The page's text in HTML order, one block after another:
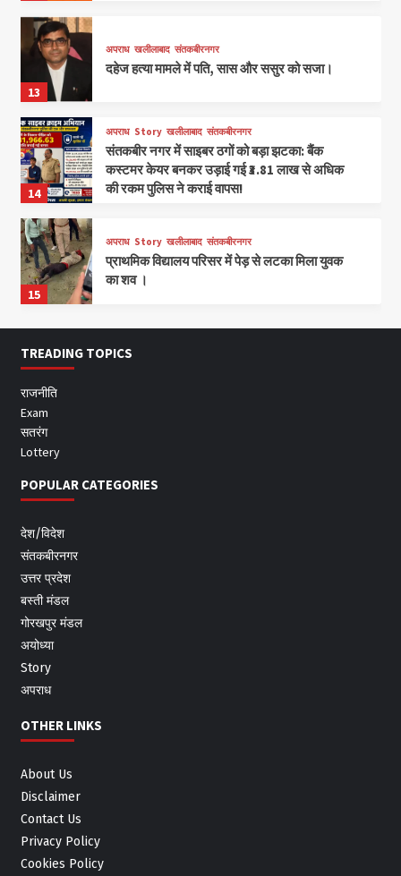
13
अपराध खलीलाबाद संतकबीरनगर
दहेज हत्या मामले में पति, सास और ससुर को सजा।
14
अपराध Story खलीलाबाद संतकबीरनगर
संतकबीर नगर में साइबर ठगों को बड़ा झटका: बैंक
कस्टमर केयर बनकर उड़ाई गई ₹3.81 लाख से अधिक
की रकम पुलिस ने कराई वापस!
15
अपराध Story खलीलाबाद संतकबीरनगर
प्राथमिक विद्यालय परिसर में पेड़ से लटका मिला युवक
का शव ।
TREADING TOPICS
राजनीति
Exam
सतरंग
Lottery
POPULAR CATEGORIES
देश/विदेश
संतकबीरनगर
उत्तर प्रदेश
बस्ती मंडल
गोरखपुर मंडल
अयोध्या
Story
अपराध
OTHER LINKS
About Us
Disclaimer
Contact Us
Privacy Policy
Cookies Policy